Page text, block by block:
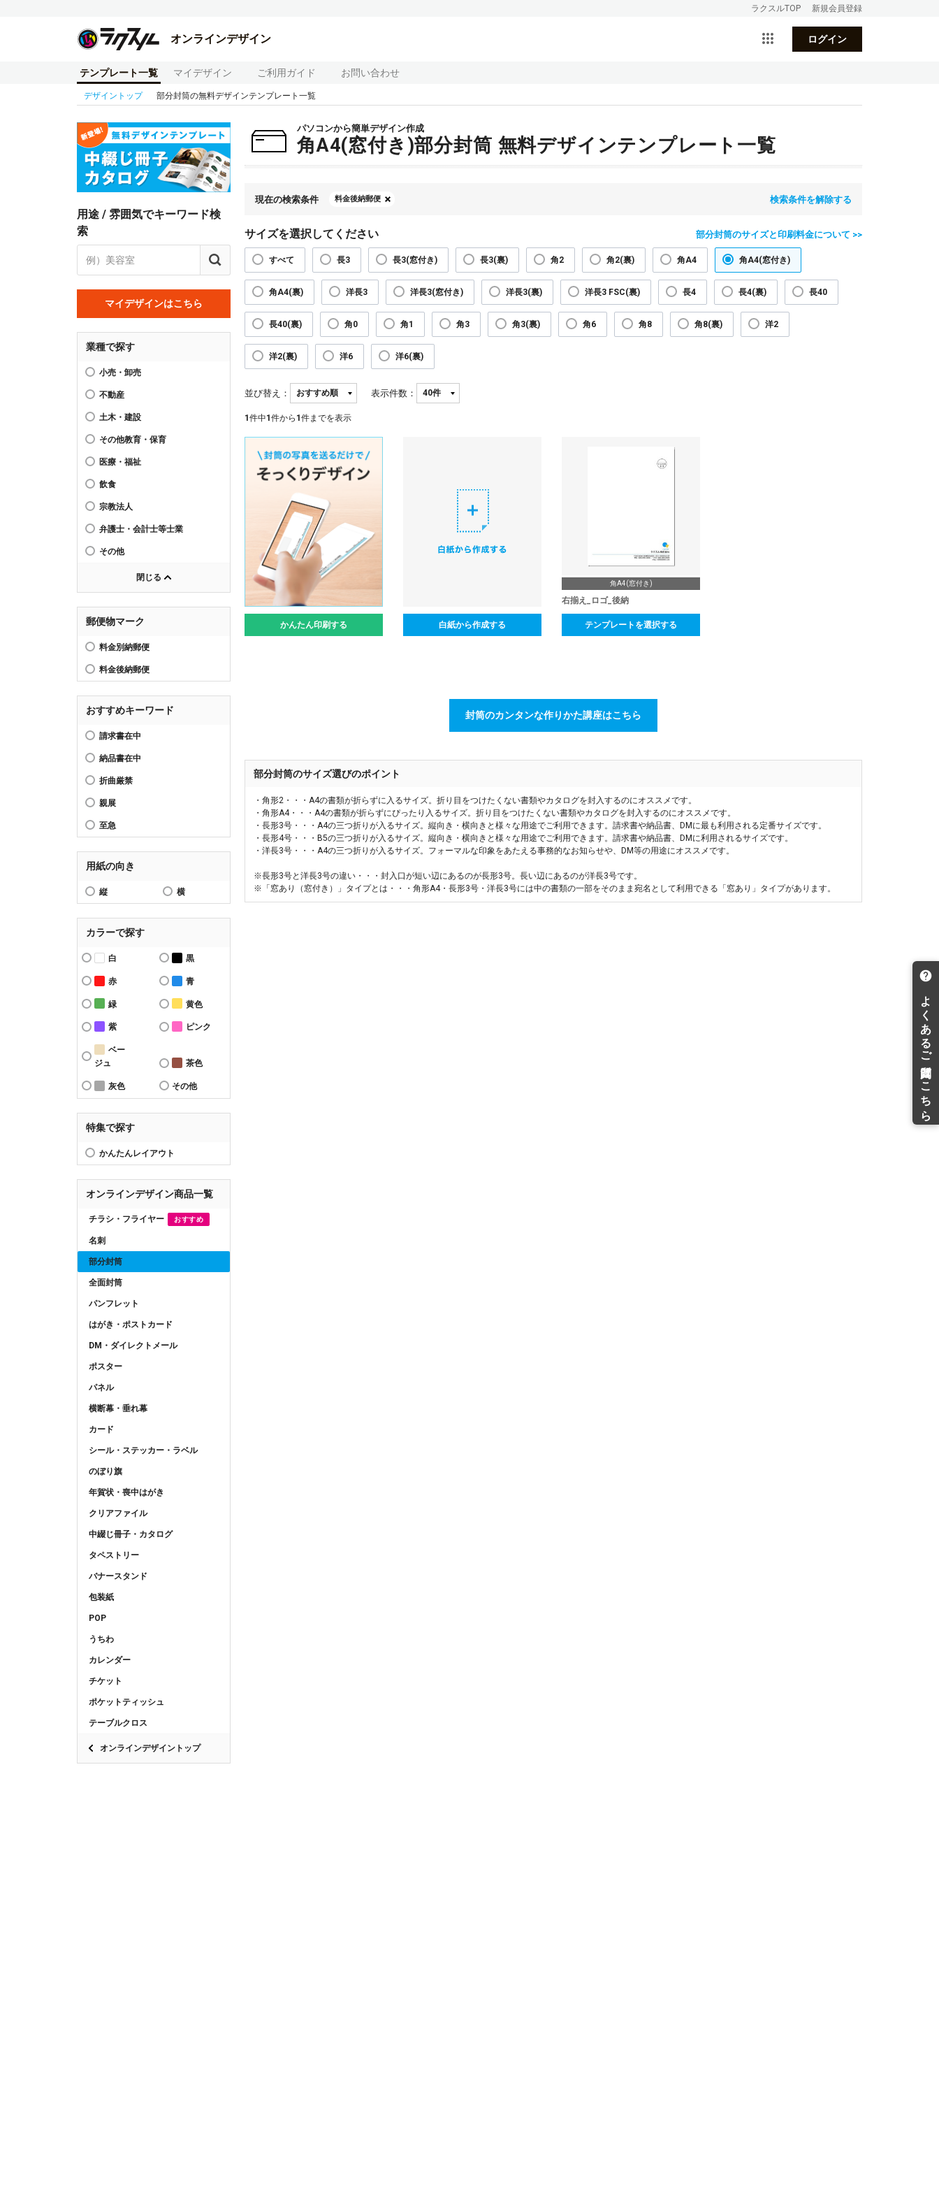
ラクスルTOP 新規会員登録
オンラインデザイン ログイン
テンプレート一覧 マイデザイン ご利用ガイド お問い合わせ
デザイントップ 部分封筒の無料デザインテンプレート一覧
用途 / 雰囲気でキーワード検
索
マイデザインはこちら
業種で探す
小売・卸売
不動産
土木・建設
その他教育・保育
医療・福祉
飲食
宗教法人
弁護士・会計士等士業
その他
閉じる
郵便物マーク
料金別納郵便
料金後納郵便
おすすめキーワード
請求書在中
納品書在中
折曲厳禁
親展
至急
用紙の向き
縦 横
カラーで探す
白 黒
赤 青
緑 黄色
紫 ピンク
ベー
ジュ
茶色
灰色 その他
特集で探す
かんたんレイアウト
オンラインデザイン商品一覧
チラシ・フライヤー おすすめ
名刺
部分封筒
全面封筒
パンフレット
はがき・ポストカード
DM・ダイレクトメール
ポスター
パネル
横断幕・垂れ幕
カード
シール・ステッカー・ラベル
のぼり旗
年賀状・喪中はがき
クリアファイル
中綴じ冊子・カタログ
タペストリー
バナースタンド
包装紙
POP
うちわ
カレンダー
チケット
ポケットティッシュ
テーブルクロス
オンラインデザイントップ
パソコンから簡単デザイン作成
角A4(窓付き)部分封筒 無料デザインテンプレート一覧
現在の検索条件 料金後納郵便 検索条件を解除する
サイズを選択してください 部分封筒のサイズと印刷料金について >>
すべて 長3 長3(窓付き) 長3(裏) 角2 角2(裏) 角A4 角A4(窓付き)
角A4(裏) 洋長3 洋長3(窓付き) 洋長3(裏) 洋長3 FSC(裏) 長4 長4(裏) 長40
長40(裏) 角0 角1 角3 角3(裏) 角6 角8 角8(裏) 洋2
洋2(裏) 洋6 洋6(裏)
並び替え： 表示件数：
1 件中1 件から 1 件までを表示
かんたん印刷する 白紙から作成する
角A4(窓付き)
右揃え_ロゴ_後納
テンプレートを選択する
封筒のカンタンな作りかた講座はこちら
部分封筒のサイズ選びのポイント
・角形2・・・A4の書類が折らずに入るサイズ。折り目をつけたくない書類やカタログを封入するのにオススメです。
・角形A4・・・A4の書類が折らずにぴったり入るサイズ。折り目をつけたくない書類やカタログを封入するのにオススメです。
・長形3号・・・A4の三つ折りが入るサイズ。縦向き・横向きと様々な用途でご利用できます。請求書や納品書、DMに最も利用される定番サイズです。
・長形4号・・・B5の三つ折りが入るサイズ。縦向き・横向きと様々な用途でご利用できます。請求書や納品書、DMに利用されるサイズです。
・洋長3号・・・A4の三つ折りが入るサイズ。フォーマルな印象をあたえる事務的なお知らせや、DM等の用途にオススメです。
※長形3号と洋長3号の違い・・・封入口が短い辺にあるのが長形3号。長い辺にあるのが洋長3号です。
※「窓あり（窓付き）」タイプとは・・・角形A4・長形3号・洋長3号には中の書類の一部をそのまま宛名として利用できる「窓あり」タイプがあります。